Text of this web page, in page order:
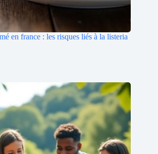
en france : les risques liés à la listeria